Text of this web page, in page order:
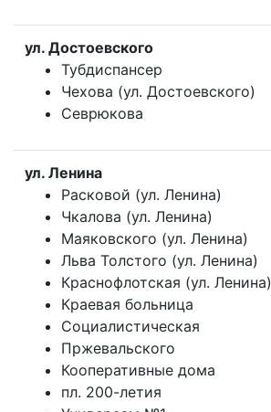
ул. Достоевского
Тубдиспансер
Чехова (ул. Достоевского)
Севрюкова
ул. Ленина
Расковой (ул. Ленина)
Чкалова (ул. Ленина)
Маяковского (ул. Ленина)
Льва Толстого (ул. Ленина)
Краснофлотская (ул. Ленина)
Краевая больница
Социалистическая
Пржевальского
Кооперативные дома
пл. 200-летия